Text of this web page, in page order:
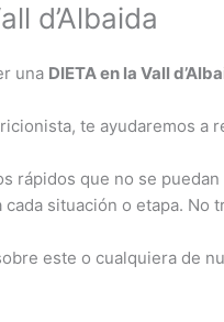
d’Albaida
una DIETA en la Vall
te ayudaremos a
rápidos que no se
situación o etapa. No
este o cualquiera de